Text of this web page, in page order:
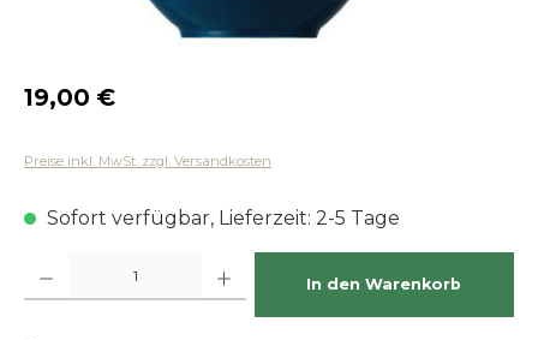
Regulärer Preis:
19,00 €
Preise inkl. MwSt. zzgl. Versandkosten
Sofort verfügbar, Lieferzeit: 2-5 Tage
In den Warenkorb